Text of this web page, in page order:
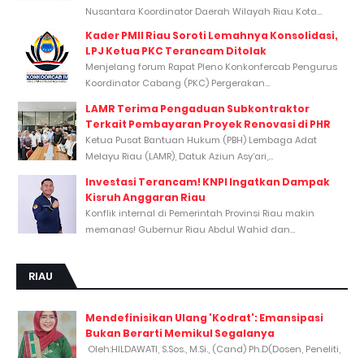
Nusantara Koordinator Daerah Wilayah Riau Kota...
Kader PMII Riau Soroti Lemahnya Konsolidasi,
LPJ Ketua PKC Terancam Ditolak
Menjelang forum Rapat Pleno Konkonfercab Pengurus
Koordinator Cabang (PKC) Pergerakan...
LAMR Terima Pengaduan Subkontraktor
Terkait Pembayaran Proyek Renovasi di PHR
Ketua Pusat Bantuan Hukum (PBH) Lembaga Adat
Melayu Riau (LAMR), Datuk Aziun Asy’ari,...
Investasi Terancam! KNPI Ingatkan Dampak
Kisruh Anggaran Riau
Konflik internal di Pemerintah Provinsi Riau makin
memanas! Gubernur Riau Abdul Wahid dan...
RIAU
Mendefinisikan Ulang 'Kodrat': Emansipasi
Bukan Berarti Memikul Segalanya
Oleh:HILDAWATI, S.Sos., M.Si., (Cand) Ph.D(Dosen, Peneliti,